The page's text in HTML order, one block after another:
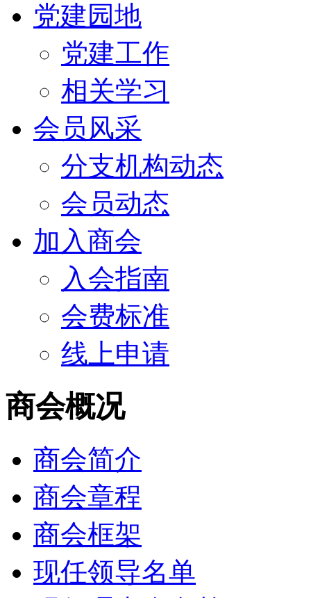
党建园地
党建工作
相关学习
会员风采
分支机构动态
会员动态
加入商会
入会指南
会费标准
线上申请
商会概况
商会简介
商会章程
商会框架
现任领导名单